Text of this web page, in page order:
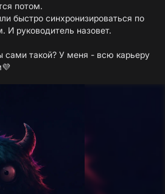
потом.
быстро синхронизироваться по
И руководитель назовет.
сами такой? У меня - всю карьеру